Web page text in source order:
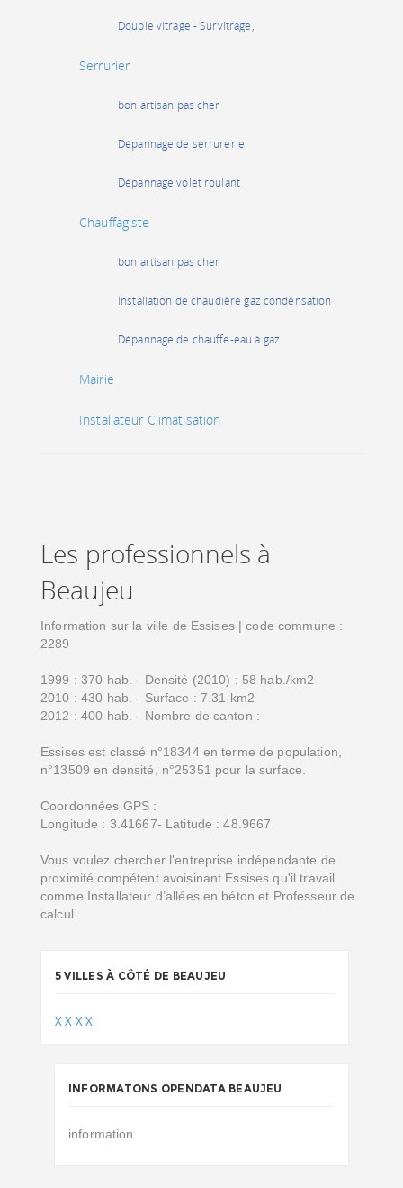
Double vitrage - Survitrage,
Serrurier
bon artisan pas cher
Dépannage de serrurerie
Dépannage volet roulant
Chauffagiste
bon artisan pas cher
Installation de chaudière gaz condensation
Dépannage de chauffe-eau à gaz
Mairie
Installateur Climatisation
Les professionnels à
Beaujeu
Information sur la ville de Essises | code commune :
2289
1999 : 370 hab. - Densité (2010) : 58 hab./km2
2010 : 430 hab. - Surface : 7.31 km2
2012 : 400 hab. - Nombre de canton :
Essises est classé n°18344 en terme de population,
n°13509 en densité, n°25351 pour la surface.
Coordonnées GPS :
Longitude : 3.41667- Latitude : 48.9667
Vous voulez chercher l'entreprise indépendante de
proximité compétent avoisinant Essises qu'il travail
comme Installateur d’allées en béton et Professeur de
calcul
5 VILLES À CÔTÉ DE BEAUJEU
XX XX
INFORMATONS OPENDATA BEAUJEU
information